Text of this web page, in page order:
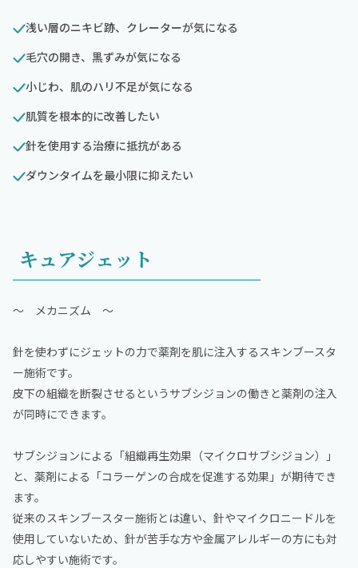
浅い層のニキビ跡、クレーターが気になる
毛穴の開き、黒ずみが気になる
小じわ、肌のハリ不足が気になる
肌質を根本的に改善したい
針を使用する治療に抵抗がある
ダウンタイムを最小限に抑えたい
キュアジェット
～ メカニズム ～
針を使わずにジェットの力で薬剤を肌に注入するスキンブースタ
ー施術です。
皮下の組織を断裂させるというサブシジョンの働きと薬剤の注入
が同時にできます。
サブシジョンによる「組織再生効果（マイクロサブシジョン）」
と、薬剤による「コラーゲンの合成を促進する効果」が期待でき
ます。
従来のスキンブースター施術とは違い、針やマイクロニードルを
使用していないため、針が苦手な方や金属アレルギーの方にも対
応しやすい施術です。